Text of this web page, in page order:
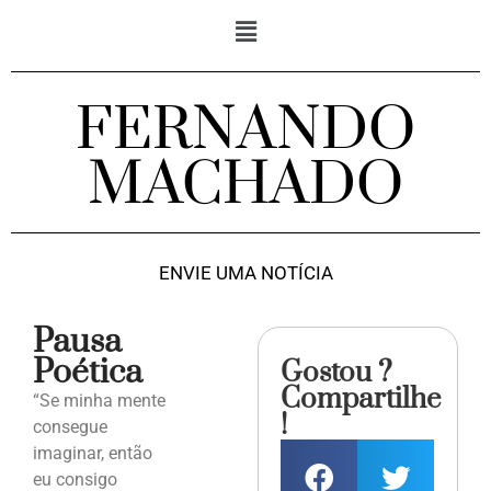
FERNANDO
MACHADO
ENVIE UMA NOTÍCIA
Pausa
Poética
“Se minha mente
consegue
imaginar, então
eu consigo
Gostou ?
Compartilhe
!